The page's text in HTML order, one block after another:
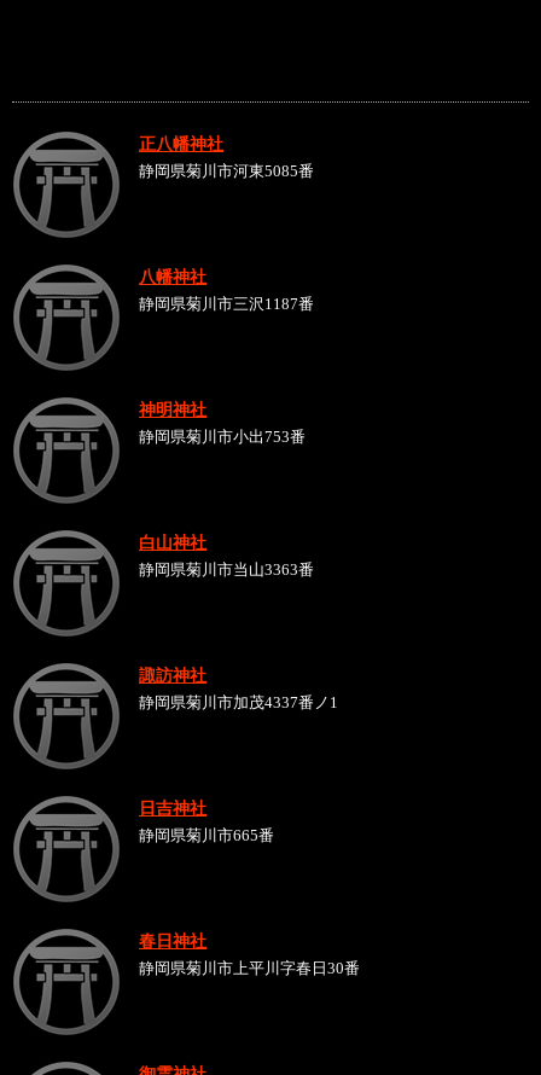
正八幡神社
静岡県菊川市河東5085番
八幡神社
静岡県菊川市三沢1187番
神明神社
静岡県菊川市小出753番
白山神社
静岡県菊川市当山3363番
諏訪神社
静岡県菊川市加茂4337番ノ1
日吉神社
静岡県菊川市665番
春日神社
静岡県菊川市上平川字春日30番